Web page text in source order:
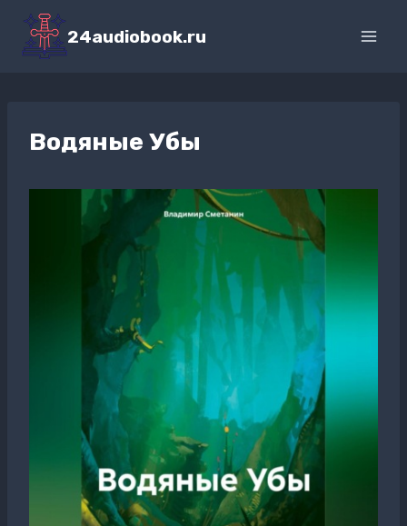
Перейти
содержимому
24audiobook.ru
Водяные Убы